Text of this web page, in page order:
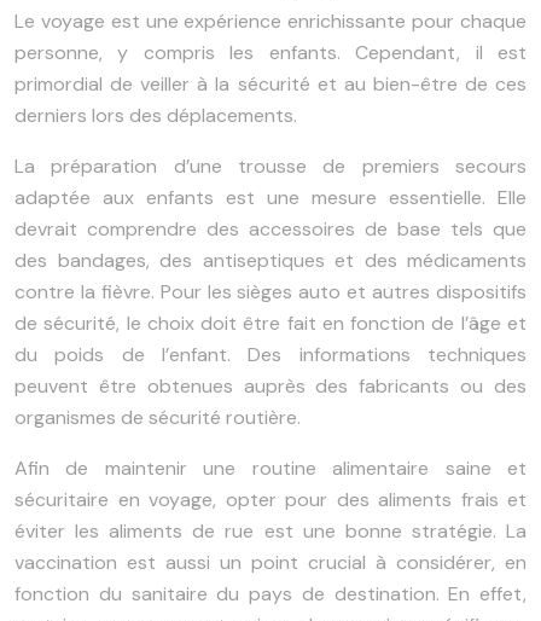
Le voyage est une expérience enrichissante pour chaque
personne, y compris les enfants. Cependant, il est
primordial de veiller à la sécurité et au bien-être de ces
derniers lors des déplacements.
La préparation d’une trousse de premiers secours
adaptée aux enfants est une mesure essentielle. Elle
devrait comprendre des accessoires de base tels que
des bandages, des antiseptiques et des médicaments
contre la fièvre. Pour les sièges auto et autres dispositifs
de sécurité, le choix doit être fait en fonction de l’âge et
du poids de l’enfant. Des informations techniques
peuvent être obtenues auprès des fabricants ou des
organismes de sécurité routière.
Afin de maintenir une routine alimentaire saine et
sécuritaire en voyage, opter pour des aliments frais et
éviter les aliments de rue est une bonne stratégie. La
vaccination est aussi un point crucial à considérer, en
fonction du sanitaire du pays de destination. En effet,